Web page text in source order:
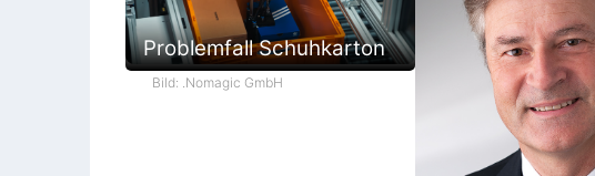
Problemfall Schuhkarton
Bild: .Nomagic GmbH